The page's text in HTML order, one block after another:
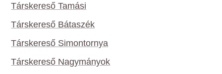
Társkereső Tamási
Társkereső Bátaszék
Társkereső Simontornya
Társkereső Nagymányok